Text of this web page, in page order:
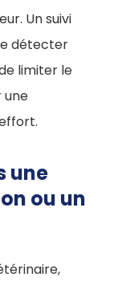
Un suivi
détecter
limiter le
une
une
ou un